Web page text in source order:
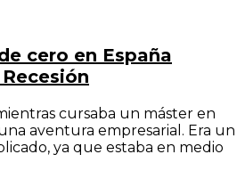
cero en España
cursaba un máster en
aventura empresarial. Era un
ya que estaba en medio